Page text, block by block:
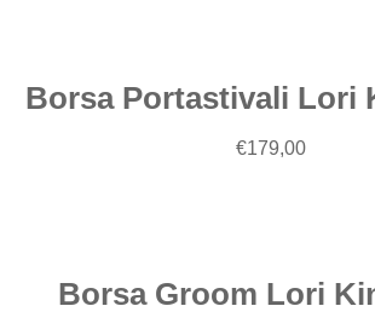
Borsa Portastivali Lori
€179,00
Aggiungi
Borsa Groom Lori